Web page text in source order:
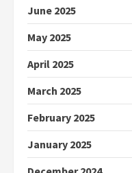
June 2025
May 2025
April 2025
March 2025
February 2025
January 2025